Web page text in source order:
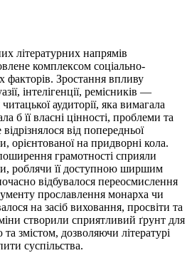
літературних напрямів
комплексом соціально-
факторів. Зростання впливу
інтелігенції, ремісників —
аудиторії, яка вимагала
б її власні цінності, проблеми та
від попередньої
орієнтованої на придворні кола.
грамотності сприяли
роблячи її доступною ширшим
відбувалося переосмислення
прославлення монарха чи
на засіб виховання, просвіти та
створили сприятливий ґрунт для
змістом, дозволяючи літературі
суспільства.